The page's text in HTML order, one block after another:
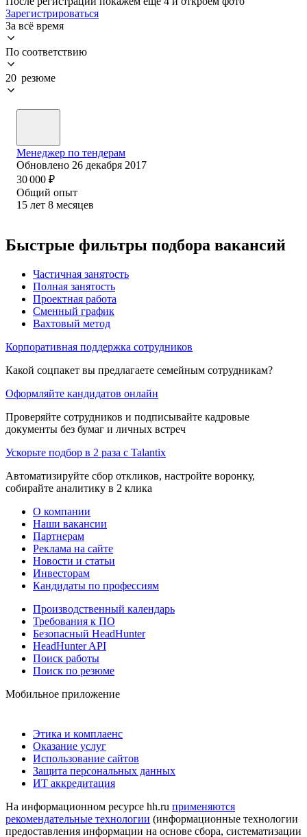
Зарегистрироваться
За всё время
По соответствию
20 резюме
Менеджер по тендерам
Обновлено 26 декабря 2017
30 000 ₽
Общий опыт
15 лет 8 месяцев
Быстрые фильтры подбора вакансий
Частичная занятость
Полная занятость
Проектная работа
Сменный график
Вахтовый метод
Корпоративная поддержка сотрудников
Какой соцпакет вы предлагаете семейным сотрудникам?
Оформляйте кандидатов онлайн
Проверяйте сотрудников и подписывайте кадровые
документы без бумаг и личных встреч
Ускорьте подбор в 2 раза с Talantix
Автоматизируйте сбор откликов, настройте воронку,
собирайте аналитику в 2 клика
О компании
Наши вакансии
Партнерам
Реклама на сайте
Новости и статьи
Инвесторам
Кандидаты по профессиям
Производственный календарь
Требования к ПО
Безопасный HeadHunter
HeadHunter API
Поиск работы
Поиск по резюме
Мобильное приложение
Этика и комплаенс
Оказание услуг
Использование сайтов
Защита персональных данных
ИТ аккредитация
На информационном ресурсе hh.ru применяются
рекомендательные технологии (информационные технологии
предоставления информации на основе сбора, систематизации